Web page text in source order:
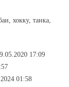
хокку, танка,
17:09
01:58